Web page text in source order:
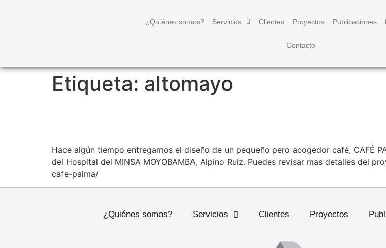
¿Quiénes somos? Servicios Clientes Proyectos Publicaciones
Contacto
Etiqueta: altomayo
Hace algún tiempo entregamos el diseño de un pequeño pero acogedor café, CAFÉ
del Hospital del MINSA MOYOBAMBA, Alpino Ruiz. Puedes revisar mas detalles del
cafe-palma/
¿Quiénes somos? Servicios Clientes Proyectos